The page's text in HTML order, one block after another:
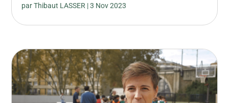
parThibaut LASSER |3 Nov 2023